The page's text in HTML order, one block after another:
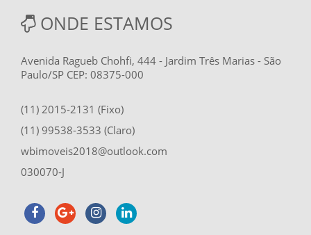
ONDE ESTAMOS
Avenida Ragueb Chohfi, 444 - Jardim Três Marias - São
Paulo/SP CEP: 08375-000
(11) 2015-2131 (Fixo)
(11) 99538-3533 (Claro)
wbimoveis2018@outlook.com
030070-J